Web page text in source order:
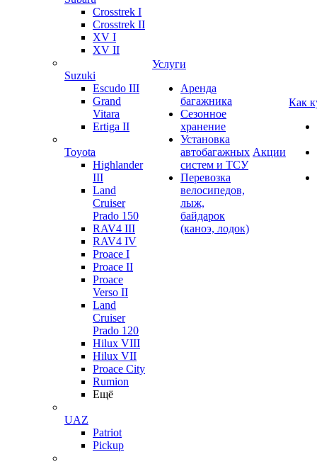
Crosstrek I
Crosstrek II
XV I
XV II
Suzuki
Escudo III
Grand
Vitara
Ertiga II
Toyota
Highlander
III
Land
Cruiser
Prado 150
RAV4 III
RAV4 IV
Proace I
Proace II
Proace
Verso II
Land
Cruiser
Prado 120
Hilux VIII
Hilux VII
Proace City
Rumion
Ещё
UAZ
Patriot
Pickup
Услуги
Аренда
багажника
Сезонное
хранение
Установка
автобагажных
систем и ТСУ
Перевозка
велосипедов,
лыж,
байдарок
(каноэ, лодок)
Акции
Как